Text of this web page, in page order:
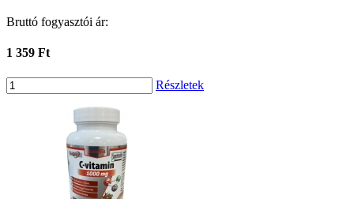
Bruttó fogyasztói ár:
1 359 Ft
Részletek